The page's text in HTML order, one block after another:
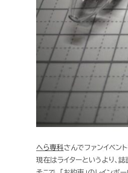
へら専科さんでファンイベン
現在はライターというより、